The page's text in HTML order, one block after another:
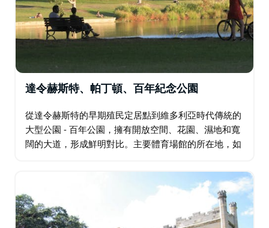
達令赫斯特、帕丁頓、百年紀念公園
從達令赫斯特的早期殖民定居點到維多利亞時代傳統的
大型公園 - 百年公園，擁有開放空間、花園、濕地和寬
闊的大道，形成鮮明對比。主要體育場館的所在地，如
場的足球場。隔壁是歷史悠久的悉尼板球場 (SCG…